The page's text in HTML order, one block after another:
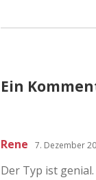
Ein
Rene 7. Dezember
Der Typ ist